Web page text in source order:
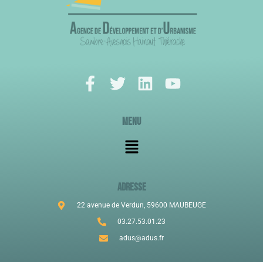
Menu
ADRESSE
22 avenue de Verdun, 59600 MAUBEUGE
03.27.53.01.23
adus@adus.fr